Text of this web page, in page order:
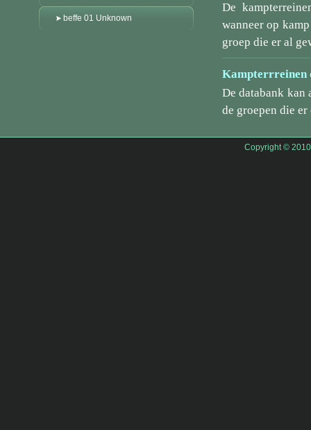
beffe 01 Unknown
De
wanneer op
groep die er al
Kampterrreinen
De databank kan
de groepen die
Copyright ©